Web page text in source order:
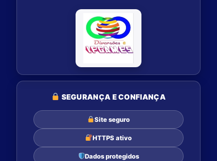
SEGURANÇA E CONFIANÇA
Site seguro
HTTPS ativo
Dados protegidos